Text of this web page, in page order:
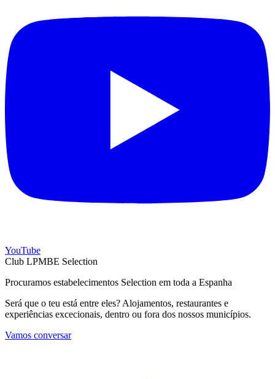
YouTube
Club LPMBE Selection
Procuramos estabelecimentos Selection em toda a Espanha
Será que o teu está entre eles? Alojamentos, restaurantes e
experiências excecionais, dentro ou fora dos nossos municípios.
Vamos conversar